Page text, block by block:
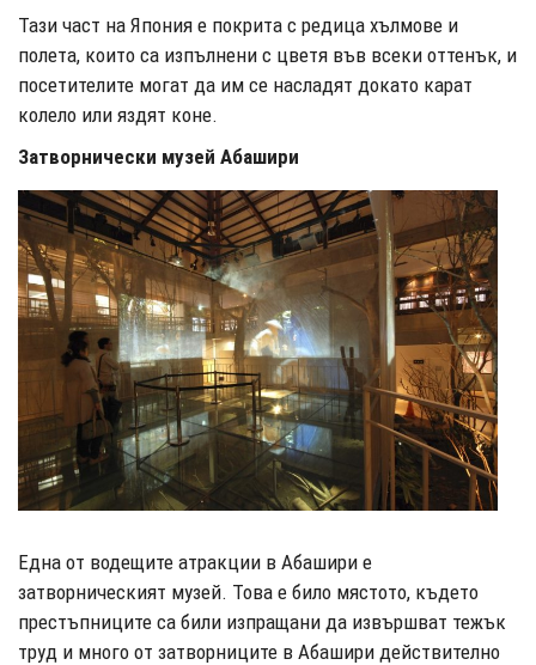
Тази част на Япония е покрита с редица хълмове и
полета, които са изпълнени с цветя във всеки оттенък, и
посетителите могат да им се насладят докато карат
колело или яздят коне.
Затворнически музей Абашири
Една от водещите атракции в Абашири е
затворническият музей. Това е било мястото, където
престъпниците са били изпращани да извършват тежък
труд и много от затворниците в Абашири действително